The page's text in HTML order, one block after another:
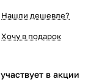
Нашли дешевле?
Хочу в подарок
в акции